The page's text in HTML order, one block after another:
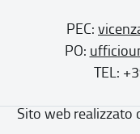
PEC:
PO:
TEL:
Sito web realizzato